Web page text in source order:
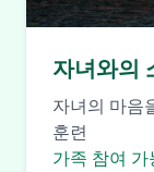
자녀와의
자녀의 마음
훈련
가족 참여 가